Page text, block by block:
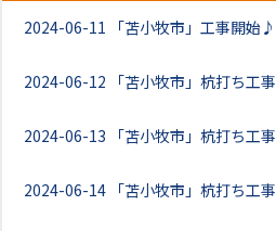
2024-06-11 「苫小牧市」工事開始♪
2024-06-12 「苫小牧市」杭打ち工事
2024-06-13 「苫小牧市」杭打ち工事
2024-06-14 「苫小牧市」杭打ち工事